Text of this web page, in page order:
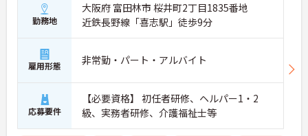
勤務地
大阪府 富田林市 桜井町2丁目1835番地
近鉄長野線「喜志駅」徒歩9分
雇用形態 非常勤・パート・アルバイト
応募要件
【必要資格】 初任者研修、ヘルパー1・2
級、実務者研修、介護福祉士等